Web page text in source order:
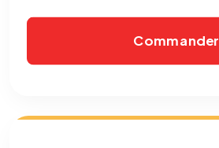
Commander